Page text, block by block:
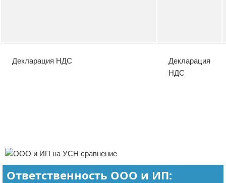
Декларация НДС
Декларация
НДС
Ответственность ООО и ИП: